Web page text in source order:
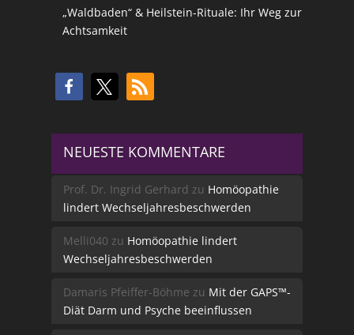
„Waldbaden“ & Heilstein-Rituale: Ihr Weg zur
Achtsamkeit
NEUESTE KOMMENTARE
Prof. Dr. Ingrid Gerhard zu Homöopathie
lindert Wechseljahresbeschwerden
Melli040 zu Homöopathie lindert
Wechseljahresbeschwerden
Damaris Pfeiffer-Böhme zu Mit der GAPS™-
Diät Darm und Psyche beeinflussen